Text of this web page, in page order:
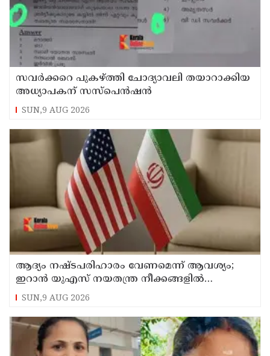
സവര്‍ക്കറെ പുകഴ്ത്തി ചോദ്യാവലി തയാറാക്കിയ
അധ്യാപകന് സസ്‌പെന്‍ഷന്‍
SUN,9 AUG 2026
ആദ്യം നഷ്ടപരിഹാരം വേണമെന്ന് ആവശ്യം;
ഇറാന്‍ യുഎസ് നയതന്ത്ര നീക്കങ്ങളില്‍
അനിശ്ചിതത്വം
SUN,9 AUG 2026